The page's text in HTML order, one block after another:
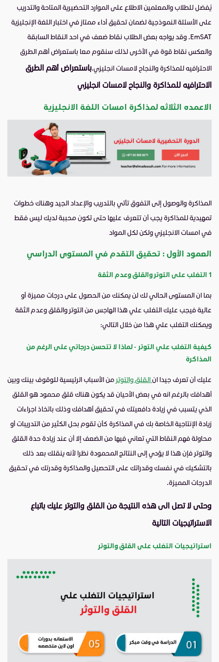
يُفضل للطلاب والمعلمين الاطلاع على الموارد التحضيرية المتاحة والتدريب
على الأسئلة النموذجية لضمان تحقيق أداء ممتاز في اختبار اللغة الإنجليزية
EmSAT. وقد يواجه بعض الطلاب نقاط ضعف في احد النقاط السابقة
والعكس نقاط قوة في الأخرى لذلك سنقوم معا باستعراض أهم الطرق
الاحترافيه للمذاكرة والنجاح لامسات انجليزي.باستعراض أهم الطرق
الاحترافيه للمذاكرة والنجاح لامسات انجليزي
الاعمده الثلاثه لمذاكرة امسات اللغة الانجليزية
المذاكرة والوصول إلى التفوق تأتي بالتدريب والإعداد الجيد وهناك خطوات
تمهيدية للمذاكرة يجب أن تتعرف عليها حتى تكون محببة لديك ليس فقط
في امسات الانجليزي ولكن لكل المواد
العمود الأول : تحقيق التقدم في المستوى الدراسي
1 التغلب على التوتر والقلق وعدم الثقة
بما ان المستوى الحالي لك لن يمكنك من الحصول على درجات مميزة أو
عالية فيجب عليك التغلب علي هذا الهاجس من التوتر والقلق وعدم الثقة
ويمكنك التغلب علي هذا من خلال التالي:
كيفية التغلب علي التوتر - لماذا لا تتحسن درجاتي على الرغم من
المذاكرة
عليك أن تعرف جيدا انالقلق والتوتر من الأسباب الرئيسية للوقوف بينك وبين
أهدافك بالرغم انه في بعض الأحيان قد يكون هناك قلق محمود هو القلق
الذي يتسبب في زيادة دافعيتك في تحقيق أهدافك وذلك باتخاذ اجراءات
زيادة الإنتاجية الخاصة بك في المذاكرة كأن تقوم بحل الكثير من التدريبات أو
محاولة فهم النقاط التي تعاني فيها من الضعف إلا أن عند زيادة حدة القلق
والتوتر فإن هذا لا يؤدي إلى النتائج المحمودة نظرا لأنه ينقلك بعد ذلك
بالتشكيك في نفسك وقدراتك على التحصيل والمذاكرة وقدرتك في تحقيق
الدرجات المميزة.
وحتى لا تصل الى هذه النتيجة من القلق والتوتر عليك باتباع
الاستراتيجيات التالية
استراتيجيات التغلب على القلق والتوتر